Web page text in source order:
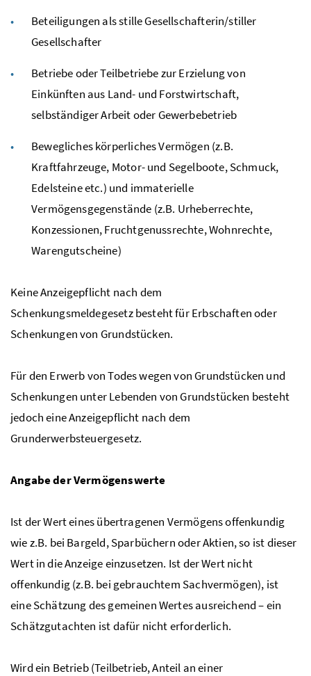
Beteiligungen als stille Gesellschafterin/stiller
Gesellschafter
Betriebe oder Teilbetriebe zur Erzielung von
Einkünften aus Land- und Forstwirtschaft,
selbständiger Arbeit oder Gewerbebetrieb
Bewegliches körperliches Vermögen (z.B.
Kraftfahrzeuge, Motor- und Segelboote, Schmuck,
Edelsteineetc.) und immaterielle
Vermögensgegenstände (z.B. Urheberrechte,
Konzessionen, Fruchtgenussrechte, Wohnrechte,
Warengutscheine)
Keine Anzeigepflicht nach dem
Schenkungsmeldegesetz besteht für Erbschaften oder
Schenkungen von Grundstücken.
Für den Erwerb von Todes wegen von Grundstücken und
Schenkungen unter Lebenden von Grundstücken besteht
jedoch eine Anzeigepflicht nach dem
Grunderwerbsteuergesetz.
Angabe der Vermögenswerte
Ist der Wert eines übertragenen Vermögens offenkundig
wiez.B. bei Bargeld, Sparbüchern oder Aktien, so ist dieser
Wert in die Anzeige einzusetzen. Ist der Wert nicht
offenkundig (z.B. bei gebrauchtem Sachvermögen), ist
eine Schätzung des gemeinen Wertes ausreichend – ein
Schätzgutachten ist dafür nicht erforderlich.
Wird ein Betrieb (Teilbetrieb, Anteil an einer